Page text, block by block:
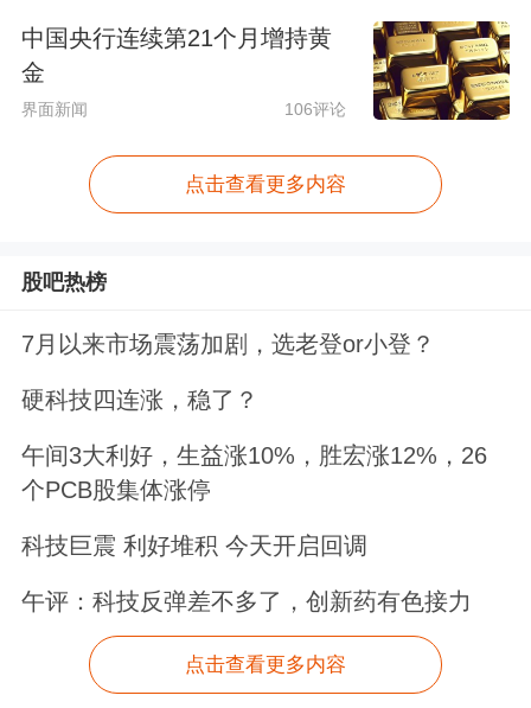
中国央行连续第21个月增持黄
金
界面新闻 106评论
点击查看更多内容
股吧热榜
7月以来市场震荡加剧，选老登or小登？
硬科技四连涨，稳了？
午间3大利好，生益涨10%，胜宏涨12%，26
个PCB股集体涨停
科技巨震 利好堆积 今天开启回调
午评：科技反弹差不多了，创新药有色接力
点击查看更多内容